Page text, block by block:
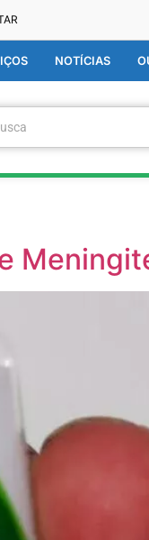
NOTÍCIAS